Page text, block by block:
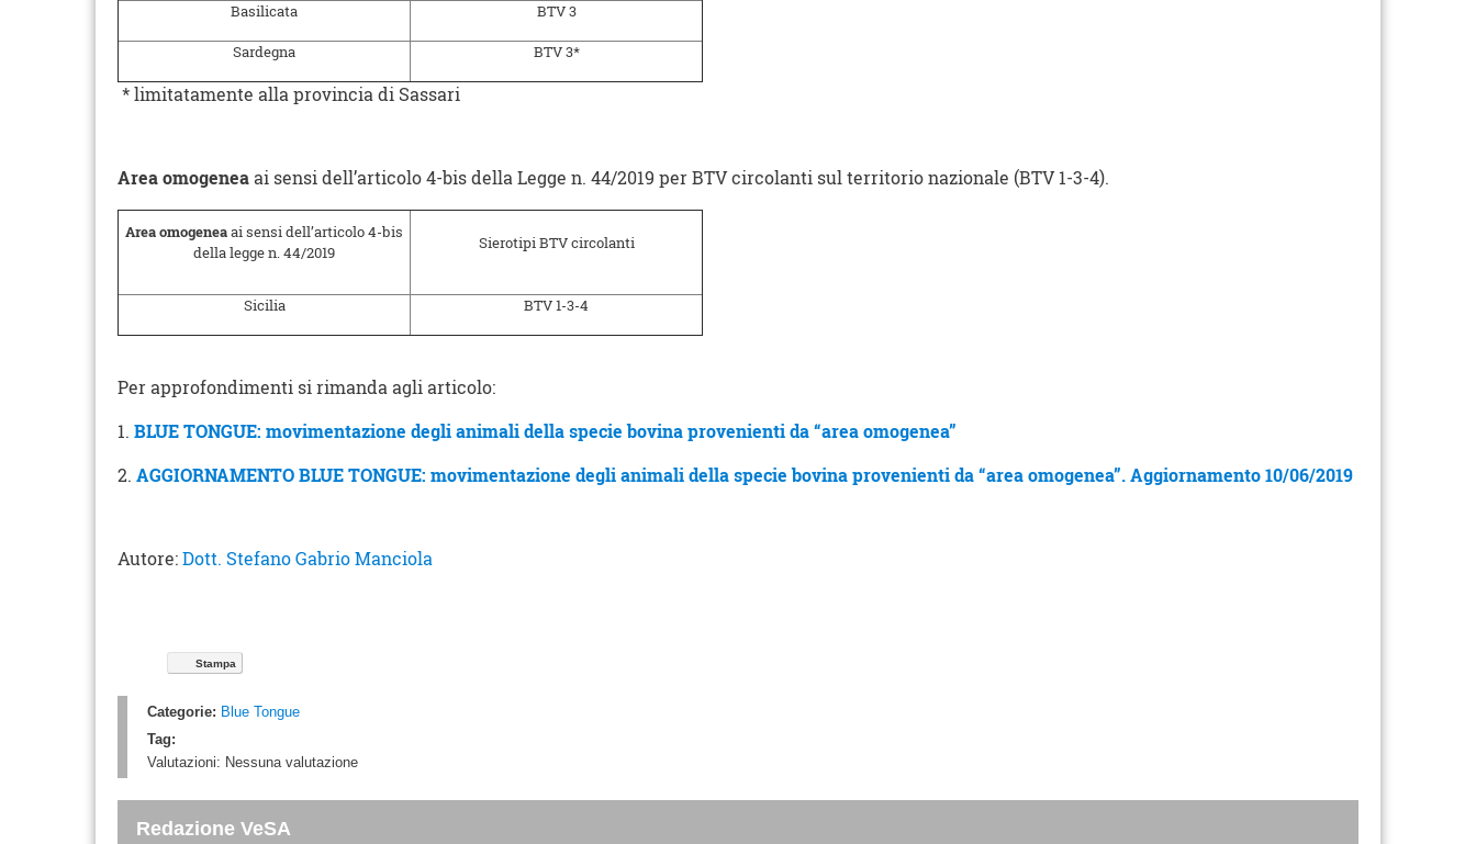
Basilicata BTV 3
Sardegna BTV 3*
* limitatamente alla provincia di Sassari
Area omogenea ai sensi dell’articolo 4-bis della Legge n. 44/2019 per BTV circolanti sul territorio nazionale (BTV 1-3-4).
Area omogeneaai sensi dell’articolo 4-bis
della legge n. 44/2019
Sierotipi BTV circolanti
Sicilia BTV 1-3-4
Per approfondimenti si rimanda agli articolo:
1. BLUE TONGUE: movimentazione degli animali della specie bovina provenienti da “area omogenea”
2. AGGIORNAMENTO BLUE TONGUE: movimentazione degli animali della specie bovina provenienti da “area omogenea”. Aggiornamento 10/06/2019
Autore: Dott. Stefano Gabrio Manciola
Stampa
Categorie: Blue Tongue
Tag:
Valutazioni: Nessuna valutazione
Redazione VeSA